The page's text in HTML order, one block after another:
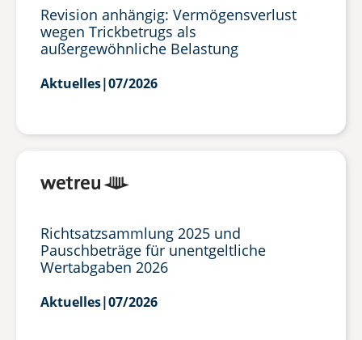
Revision anhängig: Vermögensverlust
wegen Trickbetrugs als
außergewöhnliche Belastung
Aktuelles|07/2026
Richtsatzsammlung 2025 und
Pauschbeträge für unentgeltliche
Wertabgaben 2026
Aktuelles|07/2026